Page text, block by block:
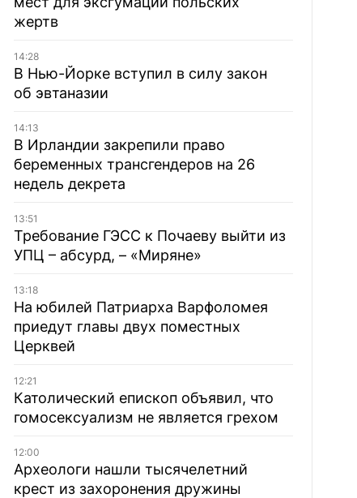
жертв
14:28
В Нью-Йорке вступил в силу закон
об эвтаназии
14:13
В Ирландии закрепили право
беременных трансгендеров на 26
недель декрета
13:51
Требование ГЭСС к Почаеву выйти из
УПЦ – абсурд, – «Миряне»
13:18
На юбилей Патриарха Варфоломея
приедут главы двух поместных
Церквей
12:21
Католический епископ объявил, что
гомосексуализм не является грехом
12:00
Археологи нашли тысячелетний
крест из захоронения дружины